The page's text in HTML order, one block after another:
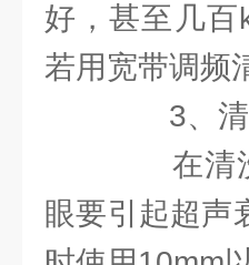
好，甚至几
若用宽带调频
3、清
在清洗
眼要引起超声